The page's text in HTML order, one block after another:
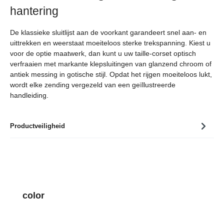
Productveiligheid
hantering
De klassieke sluitlijst aan de voorkant garandeert snel aan- en
uittrekken en weerstaat moeiteloos sterke trekspanning. Kiest u
voor de optie maatwerk, dan kunt u uw taille-corset optisch
verfraaien met markante klepsluitingen van glanzend chroom of
antiek messing in gotische stijl. Opdat het rijgen moeiteloos lukt,
wordt elke zending vergezeld van een geïllustreerde
handleiding.
Productgalerij overslaan
color